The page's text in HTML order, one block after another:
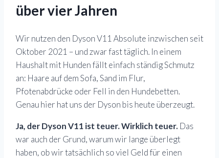
über vier Jahren
Wir nutzen den Dyson V11 Absolute inzwischen seit
Oktober 2021 – und zwar fast täglich. In einem
Haushalt mit Hunden fällt einfach ständig Schmutz
an: Haare auf dem Sofa, Sand im Flur,
Pfotenabdrücke oder Fell in den Hundebetten.
Genau hier hat uns der Dyson bis heute überzeugt.
Ja, der Dyson V11 ist teuer. Wirklich teuer. Das
war auch der Grund, warum wir lange überlegt
haben, ob wir tatsächlich so viel Geld für einen